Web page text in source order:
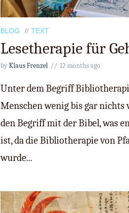
BLOG TEXT
Lesetherapie für
byKlaus Frenzel 12 months ago
Unter dem Begriff
Menschen wenig bis gar nichts
den Begriff mit der Bibel, was
ist, da die Bibliotherapie von
wurde...